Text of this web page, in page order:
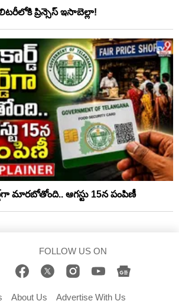
ప్రిన్సెస్ ఇసాబెల్లా!
మారబోతోంది.. ఆగస్టు 15న పంపిణీ
FOLLOW US ON
About Us Advertise With Us